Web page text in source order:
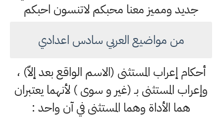
جديد ومميز معنا محبكم لاتنسون احبكم
من مواضيع العربي سادس اعدادي
أحكام إعراب المستثنى (الاسم الواقع بعد إلاّ) ،
وإعراب المستثنى بـ (غير و سوى ) لأنهما يعتبران
هما الأداة وهما المستثنى في آن واحد :